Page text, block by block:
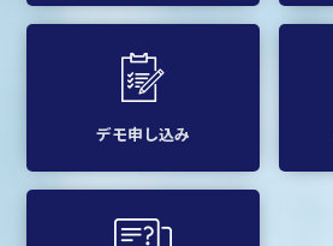
デモ申し込み